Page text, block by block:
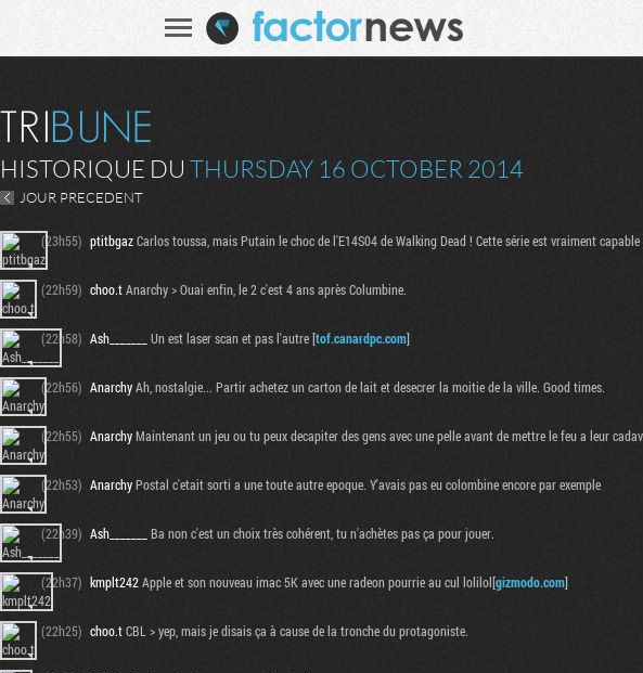
HISTORIQUE DU THURSDAY 16 OCTOBER 2014
JOUR PRECEDENT
(23h55) ptitbgazCarlos toussa, mais Putain le choc de l'E14S04 de Walking Dead ! Cette série est vraiment
(22h59) choo.tAnarchy > Ouai enfin, le 2 c'est 4 ans après Columbine.
(22h58) Ash_______ Un est laser scan et pas l'autre [tof.canardpc.com]
(22h56) AnarchyAh, nostalgie... Partir achetez un carton de lait et desecrer la moitie de la ville. Good times.
(22h55) AnarchyMaintenant un jeu ou tu peux decapiter des gens avec une pelle avant de mettre le feu a leur
(22h53) AnarchyPostal c'etait sorti a une toute autre epoque. Y'avais pas eu colombine encore par exemple
(22h39) Ash_______ Ba non c'est un choix très cohérent, tu n'achètes pas ça pour jouer.
(22h37) kmplt242 Apple et son nouveau imac 5K avec une radeon pourrie au cul lolilol[gizmodo.com]
(22h25) choo.tCBL > yep, mais je disais ça à cause de la tronche du protagoniste.